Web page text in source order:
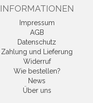
INFORMATIONEN
Impressum
AGB
Datenschutz
Zahlung und Lieferung
Widerruf
Wie bestellen?
News
Über uns